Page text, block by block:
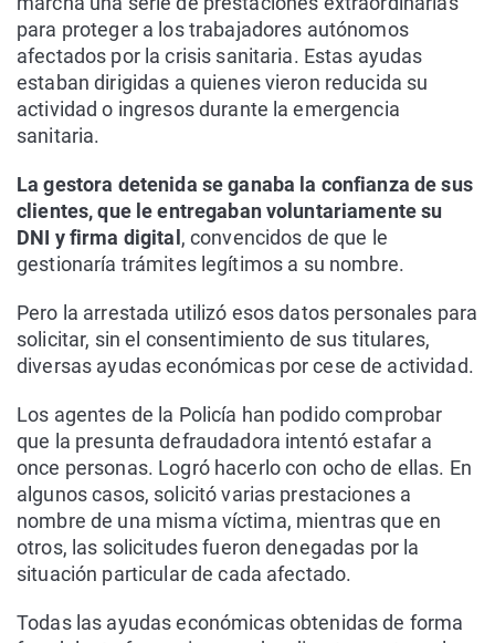
para proteger a los trabajadores autónomos
afectados por la crisis sanitaria. Estas ayudas
estaban dirigidas a quienes vieron reducida su
actividad o ingresos durante la emergencia
sanitaria.
La gestora detenida se ganaba la confianza de sus
clientes, que le entregaban voluntariamente su
DNI y firma digital , convencidos de que le
gestionaría trámites legítimos a su nombre.
Pero la arrestada utilizó esos datos personales para
solicitar, sin el consentimiento de sus titulares,
diversas ayudas económicas por cese de actividad.
Los agentes de la Policía han podido comprobar
que la presunta defraudadora intentó estafar a
once personas. Logró hacerlo con ocho de ellas. En
algunos casos, solicitó varias prestaciones a
nombre de una misma víctima, mientras que en
otros, las solicitudes fueron denegadas por la
situación particular de cada afectado.
Todas las ayudas económicas obtenidas de forma